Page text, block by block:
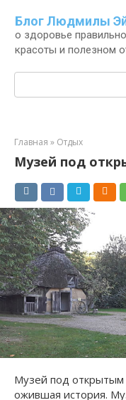
контенту
Блог Людмилы
о здоровье
красоты и полезном
Главная » Отдых
Музей под
Музей под
ожившая история.